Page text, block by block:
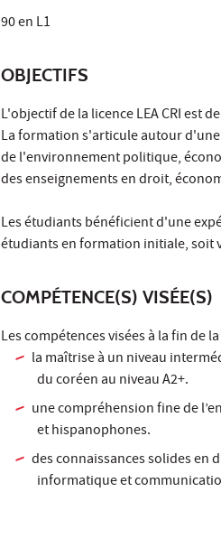
90 en L1
OBJECTIFS
L'objectif de la licence LEA CRI est
La formation s'articule autour
de l'environnement politique,
des enseignements en droit,
Les étudiants bénéficient d'une
étudiants en formation initiale, soit
COMPÉTENCE(S) VISÉE(S)
Les compétences visées à la fin de
la maîtrise à un niveau
du coréen au niveau A2+.
une compréhension fine de
et hispanophones.
des connaissances solides en
informatique et